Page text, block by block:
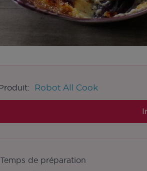
Robot All Cook
Temps de préparation